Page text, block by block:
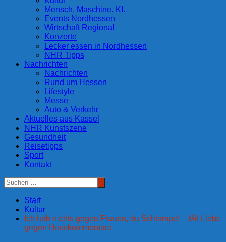
Mensch. Maschine. KI.
Events Nordhessen
Wirtschaft Regional
Konzerte
Lecker essen in Nordhessen
NHR Tipps
Nachrichten
Nachrichten
Rund um Hessen
Lifestyle
Messe
Auto & Verkehr
Aktuelles aus Kassel
NHR Kunstszene
Gesundheit
Reisetipps
Sport
Kontakt
Start
Kultur
Ich hab nichts gegen Frauen, du Schlampe! – Mit Liebe
gegen Hasskommentare